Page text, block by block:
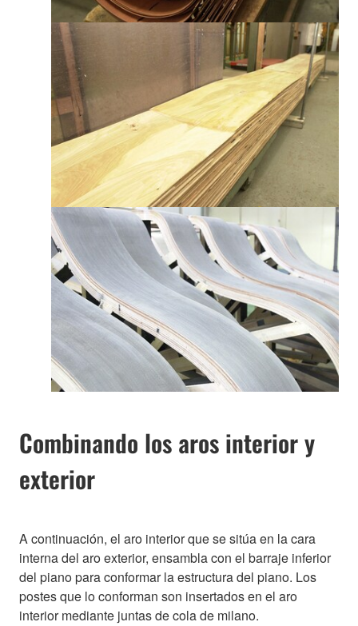
Combinando los aros interior y
exterior
A continuación, el aro interior que se sitúa en la cara
interna del aro exterior, ensambla con el barraje inferior
del piano para conformar la estructura del piano. Los
postes que lo conforman son insertados en el aro
interior mediante juntas de cola de milano.